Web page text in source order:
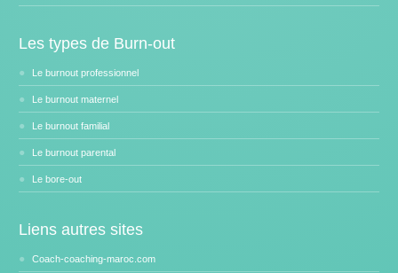
Les types de Burn-out
Le burnout professionnel
Le burnout maternel
Le burnout familial
Le burnout parental
Le bore-out
Liens autres sites
Coach-coaching-maroc.com